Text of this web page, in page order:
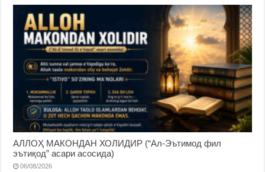
АЛЛОҲ МАКОНДАН ХОЛИДИР (“Ал-Эътимод фил
эътиқод” асари асосида)
06/08/2026